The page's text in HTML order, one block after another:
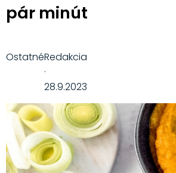
pár minút
OstatnéRedakcia
·
28.9.2023